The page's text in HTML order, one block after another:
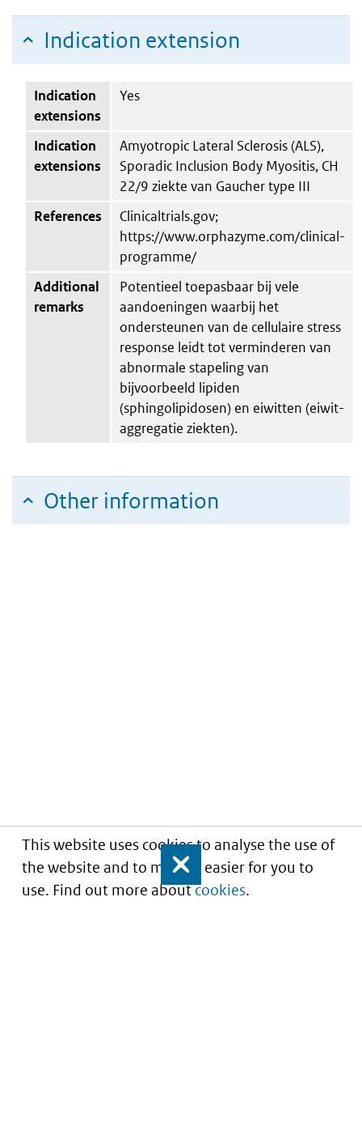
This website uses cookies to analyse the use of
the website and to make it easier for you to
use. Find out more aboutcookies.
Close
Indication extension
Indication
extensions
Yes
Indication
extensions
Amyotropic Lateral Sclerosis (ALS),
Sporadic Inclusion Body Myositis, CH
22/9 ziekte van Gaucher type III
References
Clinicaltrials.gov;
https://www.orphazyme.com/clinical-
programme/
Additional
remarks
Potentieel toepasbaar bij vele
aandoeningen waarbij het
ondersteunen van de cellulaire stress
response leidt tot verminderen van
abnormale stapeling van
bijvoorbeeld lipiden
(sphingolipidosen) en eiwitten (eiwit-
aggregatie ziekten).
Other information